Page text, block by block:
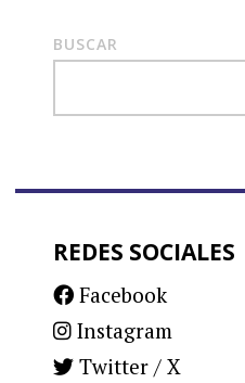
BUSCAR
REDES SOCIALES
Facebook
Instagram
Twitter / X